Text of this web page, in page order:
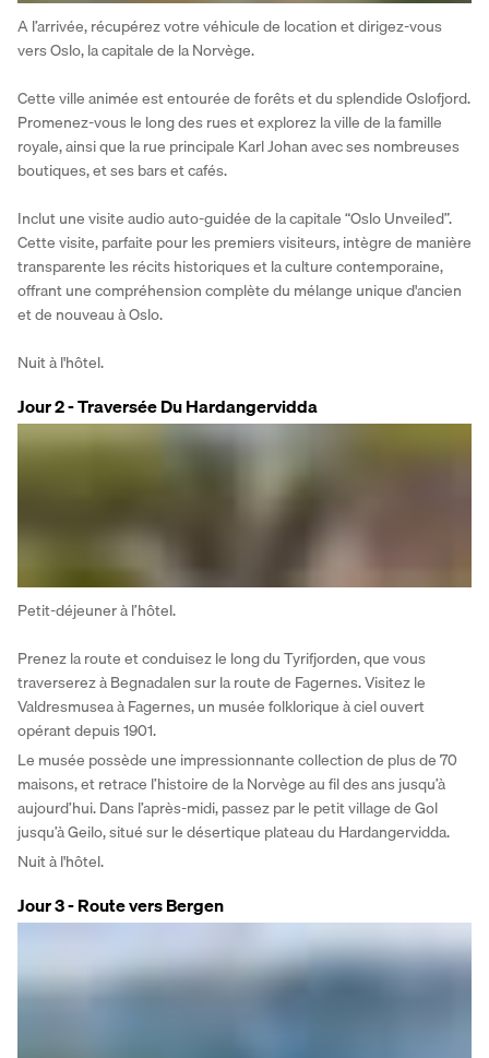
A l’arrivée, récupérez votre véhicule de location et dirigez-vous
vers Oslo, la capitale de la Norvège.
Cette ville animée est entourée de forêts et du splendide Oslofjord.
Promenez-vous le long des rues et explorez la ville de la famille
royale, ainsi que la rue principale Karl Johan avec ses nombreuses
boutiques, et ses bars et cafés.
Inclut une visite audio auto-guidée de la capitale “Oslo Unveiled”.
Cette visite, parfaite pour les premiers visiteurs, intègre de manière
transparente les récits historiques et la culture contemporaine,
offrant une compréhension complète du mélange unique d'ancien
et de nouveau à Oslo.
Nuit à l'hôtel.
Jour 2 - Traversée Du Hardangervidda
Petit-déjeuner à l’hôtel.
Prenez la route et conduisez le long du Tyrifjorden, que vous
traverserez à Begnadalen sur la route de Fagernes. Visitez le
Valdresmusea à Fagernes, un musée folklorique à ciel ouvert
opérant depuis 1901.
Le musée possède une impressionnante collection de plus de 70
maisons, et retrace l’histoire de la Norvège au fil des ans jusqu’à
aujourd’hui. Dans l’après-midi, passez par le petit village de Gol
jusqu’à Geilo, situé sur le désertique plateau du Hardangervidda.
Nuit à l'hôtel.
Jour 3 - Route vers Bergen